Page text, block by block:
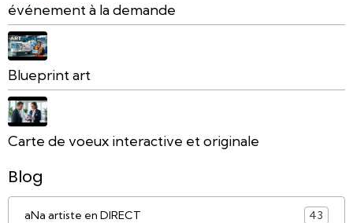
événement à la demande
Blueprint art
Carte de voeux interactive et originale
Blog
aNa artiste en DIRECT 43